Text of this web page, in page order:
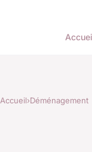
Accueil›Déménagement